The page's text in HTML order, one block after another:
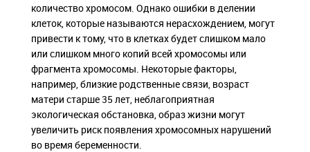
количество хромосом. Однако ошибки в делении
клеток, которые называются нерасхождением, могут
привести к тому, что в клетках будет слишком мало
или слишком много копий всей хромосомы или
фрагмента хромосомы. Некоторые факторы,
например, близкие родственные связи, возраст
матери старше 35 лет, неблагоприятная
экологическая обстановка, образ жизни могут
увеличить риск появления хромосомных нарушений
во время беременности.